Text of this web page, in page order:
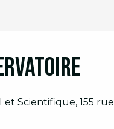
Scientifique, 155 rue